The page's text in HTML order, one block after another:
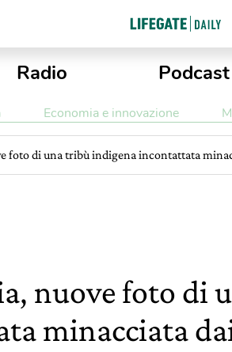
Radio Podcast
Economia e innovazione
foto di una tribù indigena incontattata
nuove foto di
minacciata